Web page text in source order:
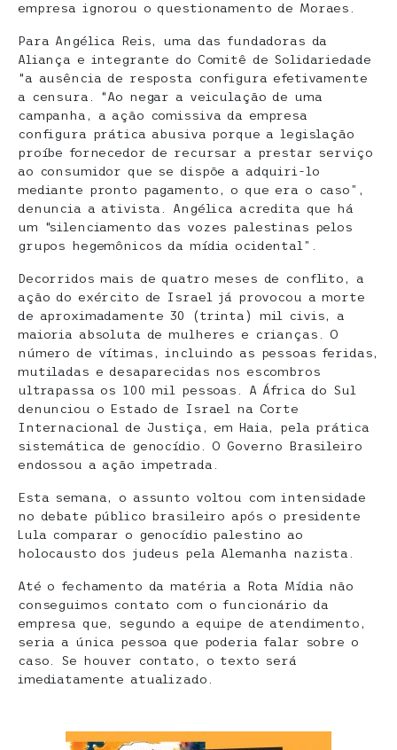
empresa ignorou o questionamento de Moraes.
Para Angélica Reis, uma das fundadoras da
Aliança e integrante do Comitê de Solidariedade
“a ausência de resposta configura efetivamente
a censura. “Ao negar a veiculação de uma
campanha, a ação comissiva da empresa
configura prática abusiva porque a legislação
proíbe fornecedor de recursar a prestar serviço
ao consumidor que se dispõe a adquiri-lo
mediante pronto pagamento, o que era o caso”,
denuncia a ativista. Angélica acredita que há
um “silenciamento das vozes palestinas pelos
grupos hegemônicos da mídia ocidental”.
Decorridos mais de quatro meses de conflito, a
ação do exército de Israel já provocou a morte
de aproximadamente 30 (trinta) mil civis, a
maioria absoluta de mulheres e crianças. O
número de vítimas, incluindo as pessoas feridas,
mutiladas e desaparecidas nos escombros
ultrapassa os 100 mil pessoas. A África do Sul
denunciou o Estado de Israel na Corte
Internacional de Justiça, em Haia, pela prática
sistemática de genocídio. O Governo Brasileiro
endossou a ação impetrada.
Esta semana, o assunto voltou com intensidade
no debate público brasileiro após o presidente
Lula comparar o genocídio palestino ao
holocausto dos judeus pela Alemanha nazista.
Até o fechamento da matéria a Rota Mídia não
conseguimos contato com o funcionário da
empresa que, segundo a equipe de atendimento,
seria a única pessoa que poderia falar sobre o
caso. Se houver contato, o texto será
imediatamente atualizado.